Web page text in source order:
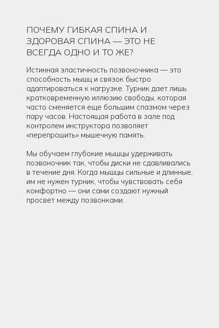
ПОЧЕМУ ГИБКАЯ СПИНА И
ЗДОРОВАЯ СПИНА — ЭТО НЕ
ВСЕГДА ОДНО И ТО ЖЕ?
Истинная эластичность позвоночника — это
способность мышц и связок быстро
адаптироваться к нагрузке. Турник дает лишь
кратковременную иллюзию свободы, которая
часто сменяется еще большим спазмом через
пару часов. Настоящая работа в зале под
контролем инструктора позволяет
«перепрошить» мышечную память.
Мы обучаем глубокие мышцы удерживать
позвоночник так, чтобы диски не сдавливались
в течение дня. Когда мышцы сильные и длинные,
им не нужен турник, чтобы чувствовать себя
комфортно — они сами создают нужный
просвет между позвонками.